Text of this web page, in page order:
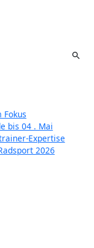
bis 04 . Mai
2026